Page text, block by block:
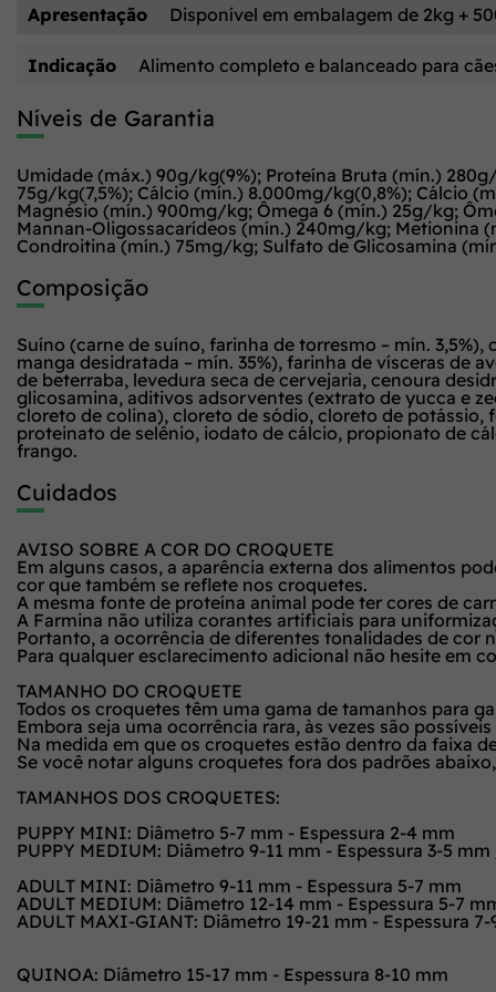
Apresentação Disponível em embalagem de 2kg +
Indicação Alimento completo e balanceado para
Níveis de Garantia
Umidade (máx.) 90g/kg(9%); Proteína Bruta (mín.)
75g/kg(7,5%); Cálcio (mín.) 8.000mg/kg(0,8%); Cálcio
Magnésio (mín.) 900mg/kg; Ômega 6 (mín.) 25g/kg;
Mannan-Oligossacarídeos (mín.) 240mg/kg; Metionina
Condroitina (mín.) 75mg/kg; Sulfato de Glicosamina
Composição
Suíno (carne de suíno, farinha de torresmo – mín.
manga desidratada – mín. 35%), farinha de vísceras de
de beterraba, levedura seca de cervejaria, cenoura
glicosamina, aditivos adsorventes (extrato de yucca e
cloreto de colina), cloreto de sódio, cloreto de
proteinato de selênio, iodato de cálcio, propionato de
frango.
Cuidados
AVISO SOBRE A COR DO CROQUETE
Em alguns casos, a aparência externa dos alimentos
cor que também se reflete nos croquetes.
A mesma fonte de proteína animal pode ter cores de
A Farmina não utiliza corantes artificiais para
Portanto, a ocorrência de diferentes tonalidades de cor
Para qualquer esclarecimento adicional não hesite em
TAMANHO DO CROQUETE
Todos os croquetes têm uma gama de tamanhos para
Embora seja uma ocorrência rara, às vezes são
Na medida em que os croquetes estão dentro da faixa
Se você notar alguns croquetes fora dos padrões
TAMANHOS DOS CROQUETES:
PUPPY MINI: Diâmetro 5-7 mm - Espessura 2-4 mm
PUPPY MEDIUM: Diâmetro 9-11 mm - Espessura 3-5
ADULT MINI: Diâmetro 9-11 mm - Espessura 5-7 mm
ADULT MEDIUM: Diâmetro 12-14 mm - Espessura 5-7
ADULT MAXI-GIANT: Diâmetro 19-21 mm - Espessura 7-
QUINOA: Diâmetro 15-17 mm - Espessura 8-10 mm